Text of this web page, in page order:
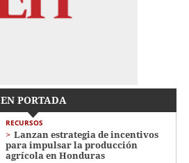
EN PORTADA
RECURSOS
Lanzan estrategia de incentivos
para impulsar la producción
agrícola en Honduras